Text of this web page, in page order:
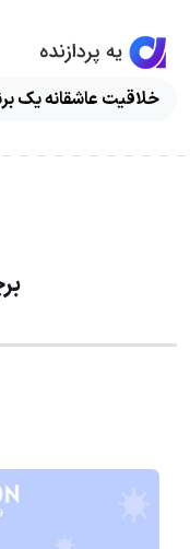
خلاقیت عاشقانه یک